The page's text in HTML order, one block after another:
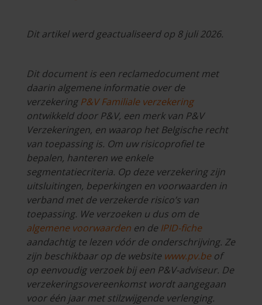
Dit artikel werd geactualiseerd op 8 juli 2026.
Dit document is een reclamedocument met
daarin algemene informatie over de
verzekering P&V Familiale verzekering
ontwikkeld door P&V, een merk van P&V
Verzekeringen, en waarop het Belgische recht
van toepassing is. Om uw risicoprofiel te
bepalen, hanteren we enkele
segmentatiecriteria. Op deze verzekering zijn
uitsluitingen, beperkingen en voorwaarden in
verband met de verzekerde risico’s van
toepassing. We verzoeken u dus om de
algemene voorwaarden en de IPID-fiche
aandachtig te lezen vóór de onderschrijving. Ze
zijn beschikbaar op de website www.pv.beof
op eenvoudig verzoek bij een P&V-adviseur. De
verzekeringsovereenkomst wordt aangegaan
voor één jaar met stilzwijgende verlenging.